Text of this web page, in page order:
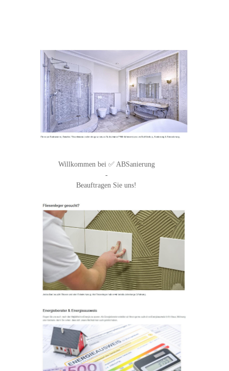
Willkommen bei ✅ ABSanierung
-
Beauftragen Sie uns!